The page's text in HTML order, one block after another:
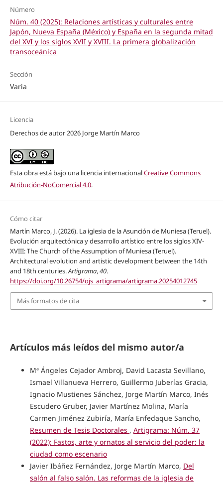
Número
Núm. 40 (2025): Relaciones artísticas y culturales entre
Japón, Nueva España (México) y España en la segunda mitad
del XVI y los siglos XVII y XVIII. La primera globalización
transoceánica
Sección
Varia
Licencia
Derechos de autor 2026 Jorge Martín Marco
Esta obra está bajo una licencia internacionalCreative Commons
Atribución-NoComercial 4.0.
Cómo citar
Martín Marco, J. (2026). La iglesia de la Asunción de Muniesa (Teruel).
Evolución arquitectónica y desarrollo artístico entre los siglos XIV-
XVIII: The Church of the Assumption of Muniesa (Teruel).
Architectural evolution and artistic development between the 14th
and 18th centuries.Artigrama,40.
https://doi.org/10.26754/ojs_artigrama/artigrama.20254012745
Más formatos de cita
Artículos más leídos del mismo autor/a
Mª Ángeles Cejador Ambroj, David Lacasta Sevillano,
Ismael Villanueva Herrero, Guillermo Juberías Gracia,
Ignacio Mustienes Sánchez, Jorge Martín Marco, Inés
Escudero Gruber, Javier Martínez Molina, María
Carmen Jiménez Zubiría, María Enfedaque Sancho,
Resumen de Tesis Doctorales , Artigrama: Núm. 37
(2022): Fastos, arte y ornatos al servicio del poder: la
ciudad como escenario
Javier Ibáñez Fernández, Jorge Martín Marco, Del
salón al falso salón. Las reformas de la iglesia de